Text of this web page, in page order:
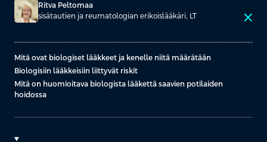
Ritva Peltomaa
sisätautien ja reumatologian erikoislääkäri, LT
close
Mitä ovat biologiset lääkkeet ja kenelle niitä määrätään
Biologisiin lääkkeisiin liittyvät riskit
Mitä on huomioitava biologista lääkettä saavien potilaiden
hoidossa